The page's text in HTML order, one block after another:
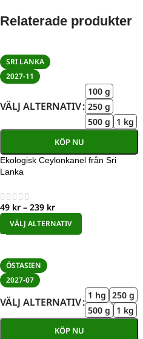
Relaterade produkter
SRI LANKA
2027-11
VÄLJ ALTERNATIV
100 g
250 g
500 g
1 kg
KÖP NU
Ekologisk Ceylonkanel från Sri
Lanka
49 kr – 239 kr
VÄLJ ALTERNATIV
ÖSTASIEN
2027-07
VÄLJ ALTERNATIV
1 hg 250 g
500 g
1 kg
KÖP NU